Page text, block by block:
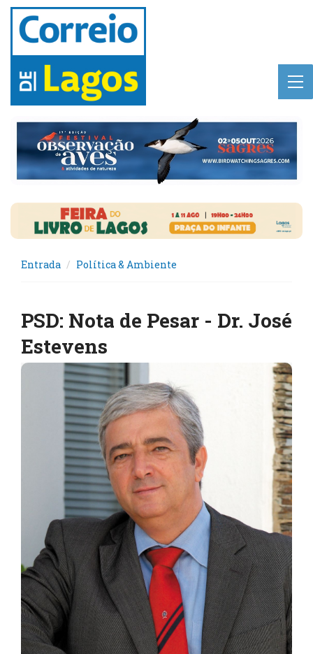
Entrada Política & Ambiente
PSD: Nota de Pesar - Dr. José
Estevens